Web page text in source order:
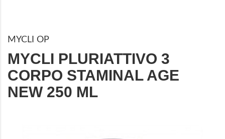
MYCLI OP
MYCLI PLURIATTIVO 3
CORPO STAMINAL AGE
NEW 250 ML